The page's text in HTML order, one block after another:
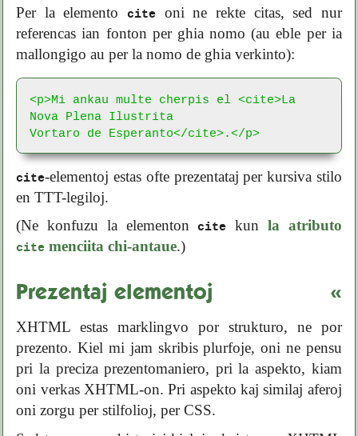
Per la elementocite oni ne rekte citas, sed nur
referencas ian fonton per ghia nomo (au eble per ia
mallongigo au per la nomo de ghia verkinto):
<p>Mi ankau multe cherpis el <cite>La
Nova Plena Ilustrita
Vortaro de Esperanto</cite>.</p>
cite-elementoj estas ofte prezentataj per kursiva stilo
en TTT-legiloj.
(Ne konfuzu la elementoncite kunla atributo
cite menciita chi-antaue.)
Prezentaj elementoj «
XHTML estas marklingvo por strukturo, ne por
prezento. Kiel mi jam skribis plurfoje, oni ne pensu
pri la preciza prezentomaniero, pri la aspekto, kiam
oni verkas XHTML-on. Pri aspekto kaj similaj aferoj
oni zorgu per stilfolioj, per CSS.